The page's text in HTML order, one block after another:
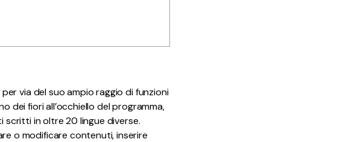
via del suo ampio raggio di funzioni
dei fiori all’occhiello del programma,
scritti in oltre 20 lingue diverse.
o modificare contenuti, inserire